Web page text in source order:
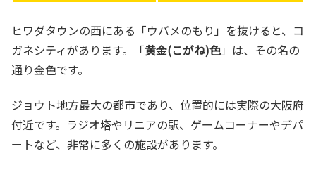
ヒワダタウンの西にある「ウバメのもり」を抜けると、コ
ガネシティがあります。「黄金(こがね)色」は、その名の
通り金色です。
ジョウト地方最大の都市であり、位置的には実際の大阪府
付近です。ラジオ塔やリニアの駅、ゲームコーナーやデパ
ートなど、非常に多くの施設があります。